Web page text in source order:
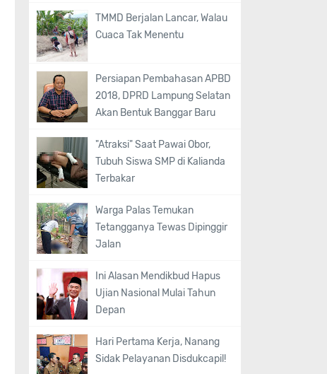
TMMD Berjalan Lancar, Walau
Cuaca Tak Menentu
Persiapan Pembahasan APBD
2018, DPRD Lampung Selatan
Akan Bentuk Banggar Baru
"Atraksi" Saat Pawai Obor,
Tubuh Siswa SMP di Kalianda
Terbakar
Warga Palas Temukan
Tetangganya Tewas Dipinggir
Jalan
Ini Alasan Mendikbud Hapus
Ujian Nasional Mulai Tahun
Depan
Hari Pertama Kerja, Nanang
Sidak Pelayanan Disdukcapil!